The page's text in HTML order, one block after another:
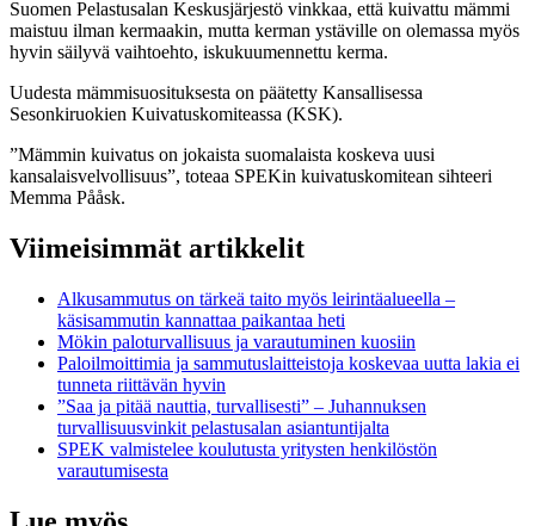
Suomen Pelastusalan Keskusjärjestö vinkkaa, että kuivattu mämmi
maistuu ilman kermaakin, mutta kerman ystäville on olemassa myös
hyvin säilyvä vaihtoehto, iskukuumennettu kerma.
Uudesta mämmisuosituksesta on päätetty Kansallisessa
Sesonkiruokien Kuivatuskomiteassa (KSK).
”Mämmin kuivatus on jokaista suomalaista koskeva uusi
kansalaisvelvollisuus”, toteaa SPEKin kuivatuskomitean sihteeri
Memma Pååsk.
Viimeisimmät artikkelit
Alkusammutus on tärkeä taito myös leirintäalueella –
käsisammutin kannattaa paikantaa heti
Mökin paloturvallisuus ja varautuminen kuosiin
Paloilmoittimia ja sammutuslaitteistoja koskevaa uutta lakia ei
tunneta riittävän hyvin
”Saa ja pitää nauttia, turvallisesti” – Juhannuksen
turvallisuusvinkit pelastusalan asiantuntijalta
SPEK valmistelee koulutusta yritysten henkilöstön
varautumisesta